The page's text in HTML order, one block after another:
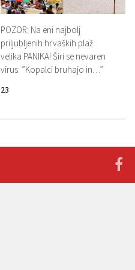
POZOR: Na eni najbolj
priljubljenih hrvaških plaž
velika PANIKA! Širi se nevaren
virus: ”Kopalci bruhajo in…”
23